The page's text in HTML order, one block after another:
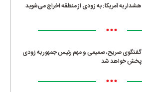
هشدار به آمریکا: به زودی از منطقه اخراج می‌شوید
•••
گفتگوی صریح، صمیمی و مهم رئیس جمهور به زودی
پخش خواهد شد
•••